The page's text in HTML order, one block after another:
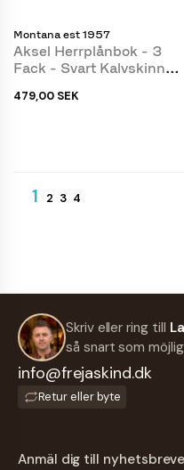
Montana est 1957
Aksel Herrplånbok - 3
Fack - Svart Kalvskinn
479,00 SEK
1 2 3 4
Skriv eller ring till
så snart som
info@frejaskind.dk
Retur eller byte
Anmäl dig till